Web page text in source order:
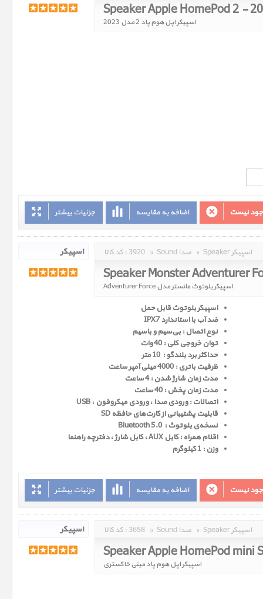
Speaker Apple HomePod 2 -
اسپیکر اپل هوم پاد 2 مدل 2023
جزئیات بیشتر اضافه به مقایسه نیست
کد کالا : 3920 » Sound صدا » Speaker اسپیکر
Speaker Monster Adventurer
اسپیکر بلوتوث مانستر مدل Adventurer Force
اسپیکر بلوتوث قابل حمل
ضد آب با استاندارد IPX7
نوع اتصال : بی‌سیم و باسیم
توان خروجی کلی : 40 وات
حداکثر برد بلندگو : 10 متر
ظرفیت باتری : 4000 میلی آمپر ساعت
مدت زمان شارژ شدن : 4 ساعت
مدت زمان پخش : 40 ساعت
اتصالات : ورودی صدا ، ورودی میکروفون ، USB
قابلیت پشتیبانی از کارت‌های حافظه SD
نسخه‌ی بلوتوث : Bluetooth 5.0
اقلام همراه : کابل AUX ، کابل شارژ ، دفترچه راهنما
وزن : 1 کیلوگرم
جزئیات بیشتر اضافه به مقایسه نیست
کد کالا : 3658 » Sound صدا » Speaker اسپیکر
Speaker Apple HomePod mini
اسپیکر اپل هوم پاد مینی خاکستری